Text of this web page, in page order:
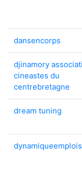
dansencorps
djinamory
cineastes du
centrebretagne
dream tuning